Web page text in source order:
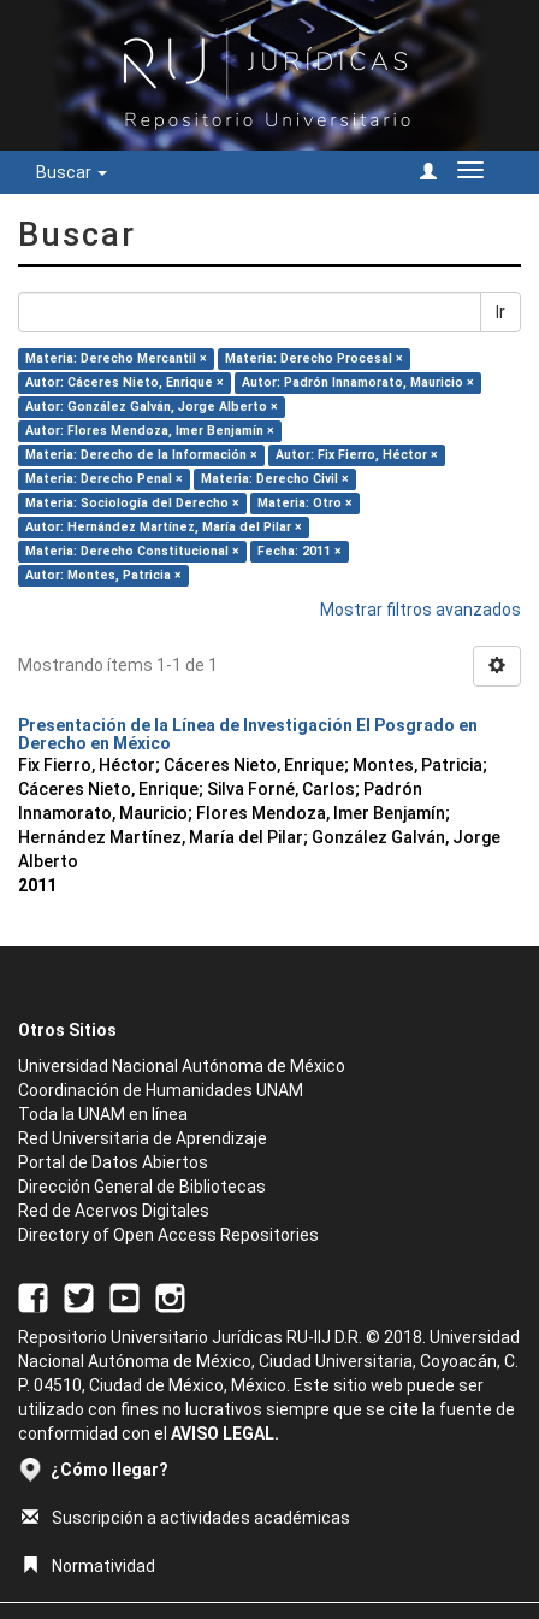
Buscar
Cambiar
Buscar
Ir
Materia: Derecho Mercantil ×
Materia: Derecho Procesal ×
Autor: Cáceres Nieto, Enrique ×
Autor: Padrón Innamorato, Mauricio ×
Autor: González Galván, Jorge Alberto ×
Autor: Flores Mendoza, Imer Benjamín ×
Materia: Derecho de la Información ×
Autor: Fix Fierro, Héctor ×
Materia: Derecho Penal ×
Materia: Derecho Civil ×
Materia: Sociología del Derecho ×
Materia: Otro ×
Autor: Hernández Martínez, María del Pilar ×
Materia: Derecho Constitucional ×
Fecha: 2011 ×
Autor: Montes, Patricia ×
Mostrar filtros avanzados
Mostrando ítems 1-1 de 1
Presentación de la Línea de Investigación El Posgrado en
Derecho en México
Fix Fierro, Héctor; Cáceres Nieto, Enrique; Montes, Patricia;
Cáceres Nieto, Enrique; Silva Forné, Carlos; Padrón
Innamorato, Mauricio; Flores Mendoza, Imer Benjamín;
Hernández Martínez, María del Pilar; González Galván, Jorge
Alberto
2011
Otros Sitios
Universidad Nacional Autónoma de México
Coordinación de Humanidades UNAM
Toda la UNAM en línea
Red Universitaria de Aprendizaje
Portal de Datos Abiertos
Dirección General de Bibliotecas
Red de Acervos Digitales
Directory of Open Access Repositories
Repositorio Universitario Jurídicas RU-IIJ D.R. © 2018. Universidad
Nacional Autónoma de México, Ciudad Universitaria, Coyoacán, C.
P. 04510, Ciudad de México, México. Este sitio web puede ser
utilizado con fines no lucrativos siempre que se cite la fuente de
conformidad con el AVISO LEGAL.
¿Cómo llegar?
Suscripción a actividades académicas
Normatividad